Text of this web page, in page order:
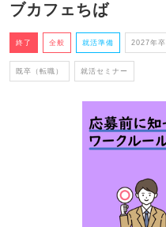
ブカフェちば
終了 全般 就活準備 2027年卒
既卒（転職） 就活セミナー